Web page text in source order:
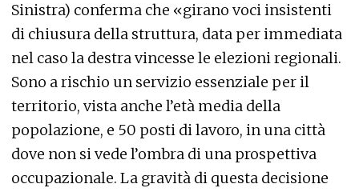
Sinistra) conferma che «girano voci insistenti
di chiusura della struttura, data per immediata
nel caso la destra vincesse le elezioni regionali.
Sono a rischio un servizio essenziale per il
territorio, vista anche l’età media della
popolazione, e 50 posti di lavoro, in una città
dove non si vede l’ombra di una prospettiva
occupazionale. La gravità di questa decisione